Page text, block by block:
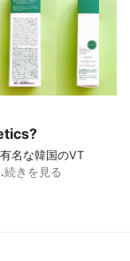
名な韓国のVT
続きを見る